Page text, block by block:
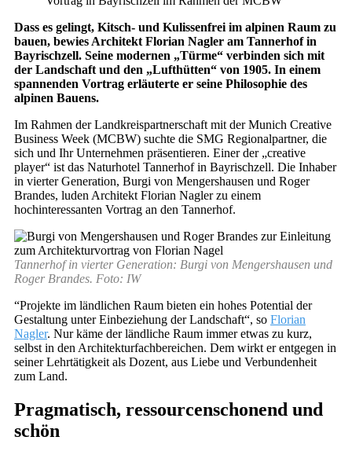
Dass es gelingt, Kitsch- und Kulissenfrei im alpinen Raum zu
bauen, bewies Architekt Florian Nagler am Tannerhof in
Bayrischzell. Seine modernen „Türme“ verbinden sich mit
der Landschaft und den „Lufthütten“ von 1905. In einem
spannenden Vortrag erläuterte er seine Philosophie des
alpinen Bauens.
Im Rahmen der Landkreispartnerschaft mit der Munich Creative
Business Week (MCBW) suchte die SMG Regionalpartner, die
sich und Ihr Unternehmen präsentieren. Einer der „creative
player“ ist das Naturhotel Tannerhof in Bayrischzell. Die Inhaber
in vierter Generation, Burgi von Mengershausen und Roger
Brandes, luden Architekt Florian Nagler zu einem
hochinteressanten Vortrag an den Tannerhof.
Tannerhof in vierter Generation: Burgi von Mengershausen und
Roger Brandes. Foto: IW
“Projekte im ländlichen Raum bieten ein hohes Potential der
Gestaltung unter Einbeziehung der Landschaft“, so Florian
Nagler. Nur käme der ländliche Raum immer etwas zu kurz,
selbst in den Architekturfachbereichen. Dem wirkt er entgegen in
seiner Lehrtätigkeit als Dozent, aus Liebe und Verbundenheit
zum Land.
Pragmatisch, ressourcenschonend und
schön